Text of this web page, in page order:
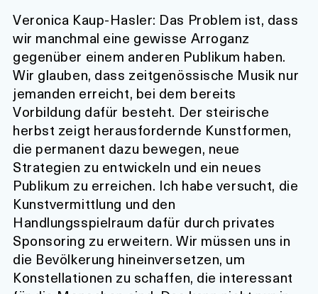
Veronica Kaup-Hasler: Das Problem ist, dass
wir manchmal eine gewisse Arroganz
gegenüber einem anderen Publikum haben.
Wir glauben, dass zeitgenössische Musik nur
jemanden erreicht, bei dem bereits
Vorbildung dafür besteht. Der steirische
herbst zeigt herausfordernde Kunstformen,
die permanent dazu bewegen, neue
Strategien zu entwickeln und ein neues
Publikum zu erreichen. Ich habe versucht, die
Kunstvermittlung und den
Handlungsspielraum dafür durch privates
Sponsoring zu erweitern. Wir müssen uns in
die Bevölkerung hineinversetzen, um
Konstellationen zu schaffen, die interessant